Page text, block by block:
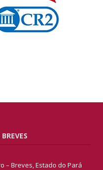
– Breves, Estado do Pará